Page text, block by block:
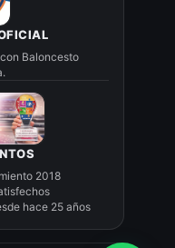
Baloncesto
2018
hace 25 años